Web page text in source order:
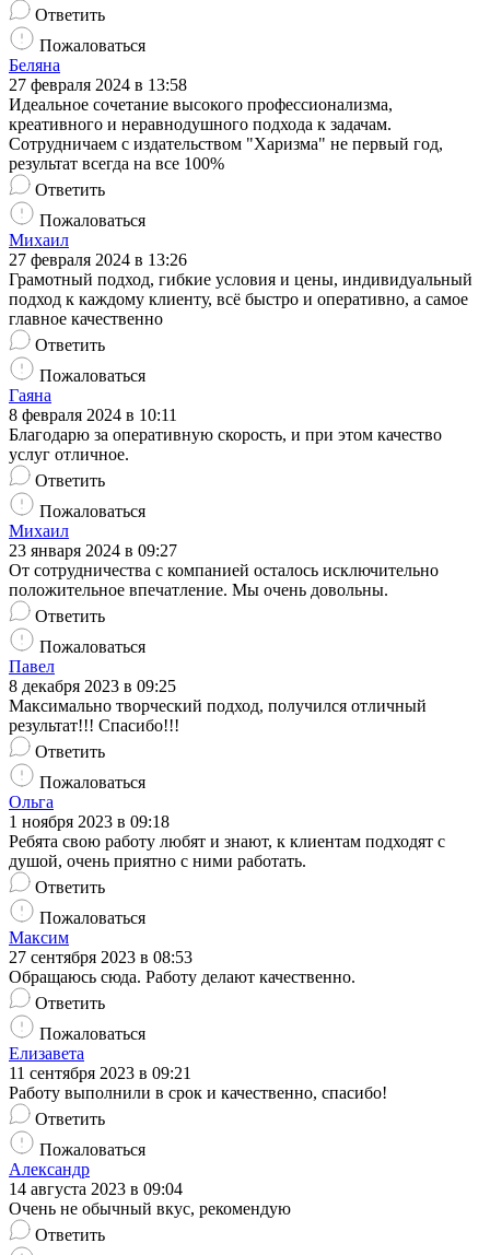
Ответить
Пожаловаться
Беляна
27 февраля 2024 в 13:58
Идеальное сочетание высокого профессионализма,
креативного и неравнодушного подхода к задачам.
Сотрудничаем с издательством "Харизма" не первый год,
результат всегда на все 100%
Ответить
Пожаловаться
Михаил
27 февраля 2024 в 13:26
Грамотный подход, гибкие условия и цены, индивидуальный
подход к каждому клиенту, всё быстро и оперативно, а самое
главное качественно
Ответить
Пожаловаться
Гаяна
8 февраля 2024 в 10:11
Благодарю за оперативную скорость, и при этом качество
услуг отличное.
Ответить
Пожаловаться
Михаил
23 января 2024 в 09:27
От сотрудничества с компанией осталось исключительно
положительное впечатление. Мы очень довольны.
Ответить
Пожаловаться
Павел
8 декабря 2023 в 09:25
Максимально творческий подход, получился отличный
результат!!! Спасибо!!!
Ответить
Пожаловаться
Ольга
1 ноября 2023 в 09:18
Ребята свою работу любят и знают, к клиентам подходят с
душой, очень приятно с ними работать.
Ответить
Пожаловаться
Максим
27 сентября 2023 в 08:53
Обращаюсь сюда. Работу делают качественно.
Ответить
Пожаловаться
Елизавета
11 сентября 2023 в 09:21
Работу выполнили в срок и качественно, спасибо!
Ответить
Пожаловаться
Александр
14 августа 2023 в 09:04
Очень не обычный вкус, рекомендую
Ответить